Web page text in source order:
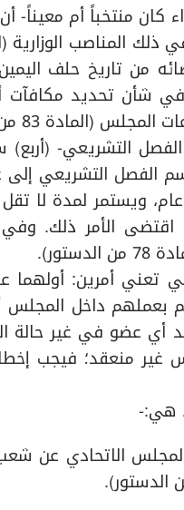
كان منتخباً أم
من تاريخ حلف
يحددها القانون (القانون الاتحادي رقم 14 لسنة
83 من الدستور).
التشريعي- (أربع)
72 من الدستور). ويُقسم الفصل
ويستمر لمدة لا
الأمر ذلك. وفي
تعني أمرين:
أي عضو في غير حالة
منعقد؛ فيجب
هي:-
الاتحادي عن